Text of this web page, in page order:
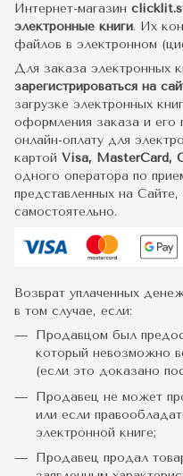
Интернет-магазин
электронные книги. Их
файлов в электронном
Для заказа электронных
зарегистрироваться на
загрузке электронных
оформления заказа и его
онлайн-оплату для
картой Visa, MasterCard,
одного оператора по
представленных на
самостоятельно.
Возврат уплаченных
в том случае, если:
Продавцом был
который невозможно
(если это доказано
Продавец не может
или если
электронной книге;
Продавец продал